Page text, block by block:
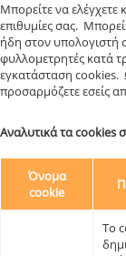
Μπορείτε να ελέγχετε
επιθυμίες σας.
ήδη στον υπολογιστή
φυλλομετρητές κατά
εγκατάσταση cookies.
προσαρμόζετε εσείς
Αναλυτικά τα cookies
Όνομα
cookie
Το